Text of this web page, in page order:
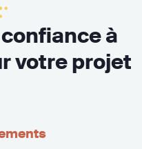
à
votre projet